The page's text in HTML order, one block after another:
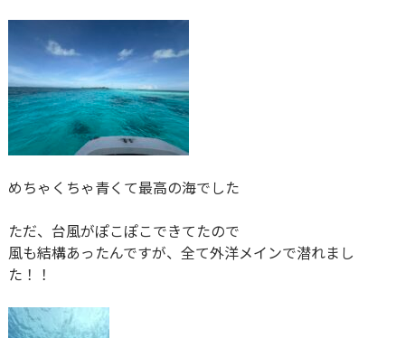
めちゃくちゃ青くて最高の海でした
ただ、台風がぽこぽこできてたので
風も結構あったんですが、全て外洋メインで潜れまし
た！！